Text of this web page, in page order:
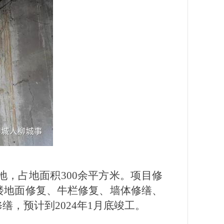
，占地面积300余平方米。项目修
面修复、牛栏修复、墙体修缮、
，预计到2024年1月底竣工。